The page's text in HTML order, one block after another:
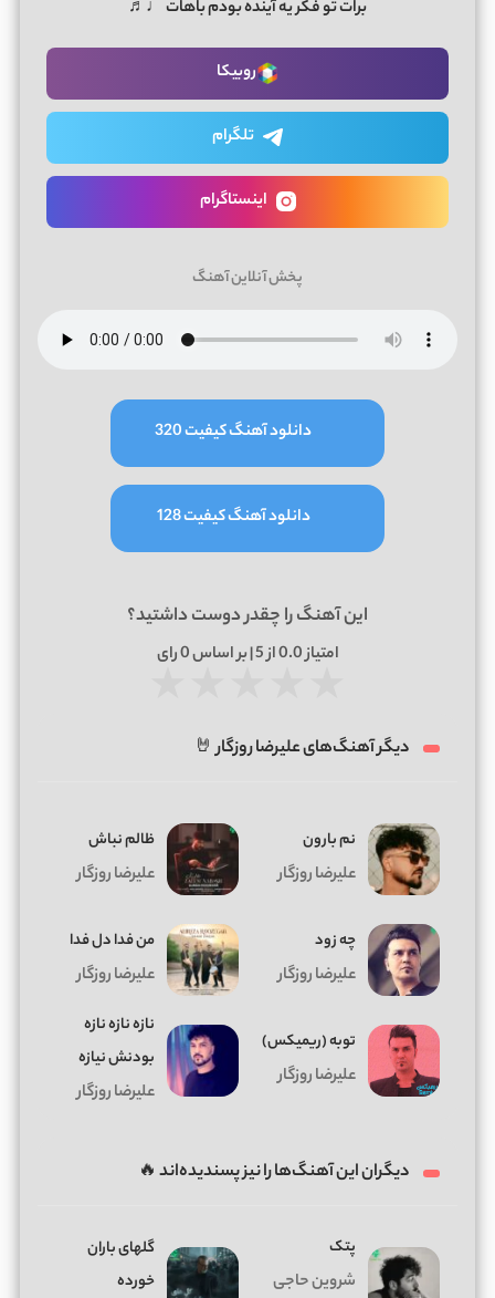
برات تو فکر یه آینده بودم باهات ♩♬
روبیکا
تلگرام
اینستاگرام
پخش آنلاین آهنگ
دانلود آهنگ کیفیت 320
دانلود آهنگ کیفیت 128
این آهنگ را چقدر دوست داشتید؟
امتیاز0.0از 5 | بر اساس 0رای
دیگر آهنگ‌های علیرضا روزگار 🤘
نم بارون
علیرضا روزگار
ظالم نباش
علیرضا روزگار
چه زود
علیرضا روزگار
من فدا دل فدا
علیرضا روزگار
توبه (ریمیکس)
علیرضا روزگار
نازه نازه نازه
بودنش نیازه
علیرضا روزگار
دیگران این آهنگ‌ها را نیز پسندیده‌اند 🔥
پتک
شروین حاجی
گلهای باران
خورده